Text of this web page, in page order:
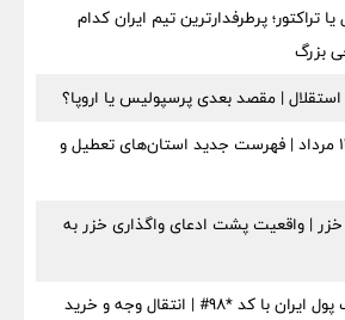
تراکتور؛ پرطرفدارترین تیم ایران کدام
| مقصد بعدی پرسپولیس یا اروپا؟
تعطیلی چهارشنبه ۱۴ مرداد | فهرست جدید استان‌های تعطیل و
خزر | واقعیت پشت ادعای واگذاری خزر به
نحوه فعال‌سازی کیف پول ایران با کد *98# | انتقال وجه و خرید